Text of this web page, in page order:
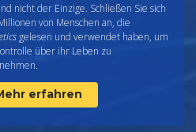
nicht der Einzige. Schließen Sie sich
von Menschen an, die
gelesen und verwendet haben, um
über ihr Leben zu
erfahren